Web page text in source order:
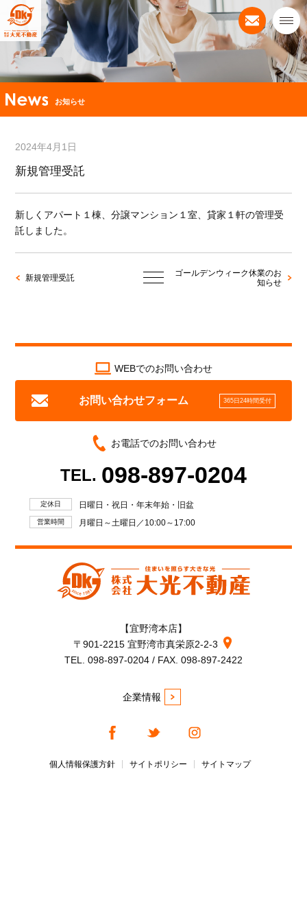
お知らせ
2024年4月1日
新規管理受託
新しくアパート１棟、分譲マンション１室、貸家１軒の管理受
託しました。
新規管理受託
ゴールデンウィーク休業のお
知らせ
WEBでのお問い合わせ
お問い合わせフォーム 365日24時間受付
お電話でのお問い合わせ
TEL. 098-897-0204
定休日 日曜日・祝日・年末年始・旧盆
営業時間 月曜日～土曜日／10:00～17:00
【宜野湾本店】
〒901-2215 宜野湾市真栄原2-2-3
TEL. 098-897-0204 / FAX. 098-897-2422
企業情報
個人情報保護方針 サイトポリシー サイトマップ